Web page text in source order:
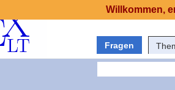
Fragen
Willkommen,